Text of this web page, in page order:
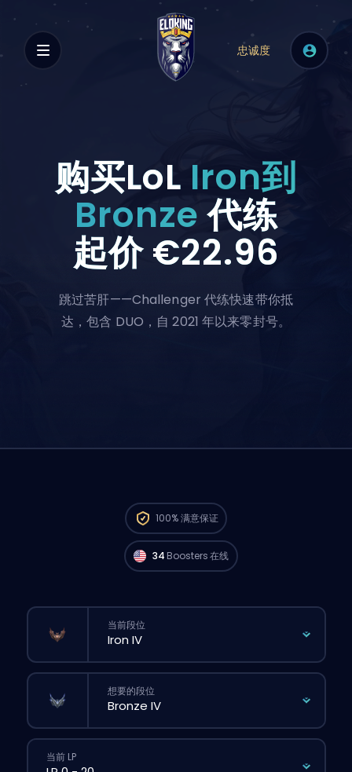
忠诚度
购买LoL Iron到
Bronze代练
起价 €22.96
跳过苦肝——Challenger 代练快速带你抵
达，包含 DUO，自 2021 年以来零封号。
100%满意保证
来自 North America 的 Challenger 玩家
就能马上开打你的订单。🔥
34 Boosters 在线
当前段位
想要的段位
当前 LP